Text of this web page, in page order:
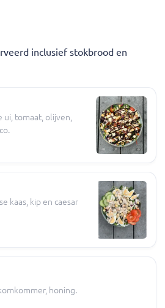
inclusief stokbrood en
ui, tomaat, olijven,
kaas, kip en caesar
honing.